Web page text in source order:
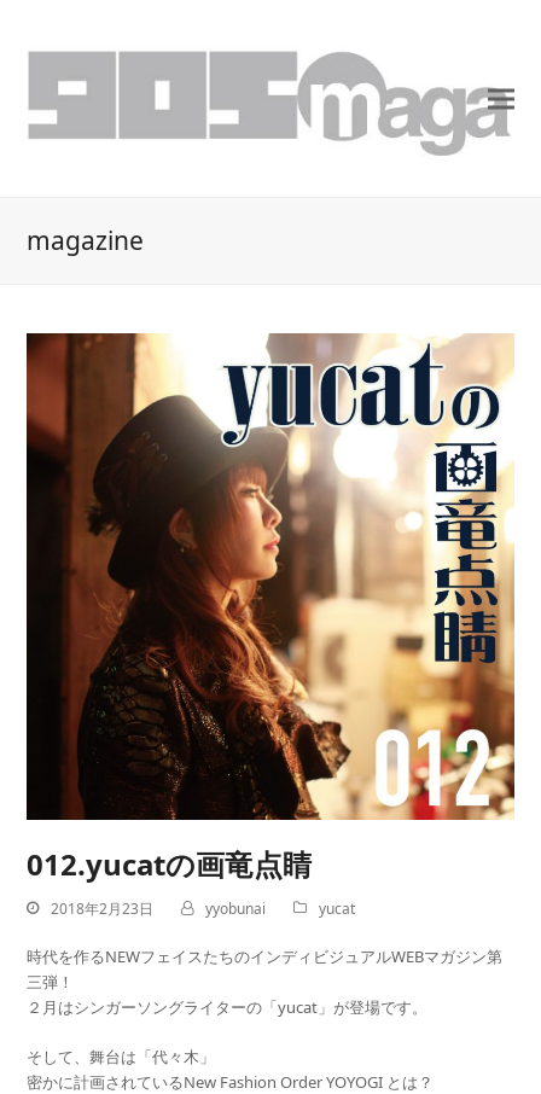
magazine
012.yucatの画竜点睛
2018年2月23日 yyobunai yucat
時代を作るNEWフェイスたちのインディビジュアルWEBマガジン第
三弾！
２月はシンガーソングライターの「yucat」が登場です。
そして、舞台は「代々木」
密かに計画されているNew Fashion Order YOYOGI とは？